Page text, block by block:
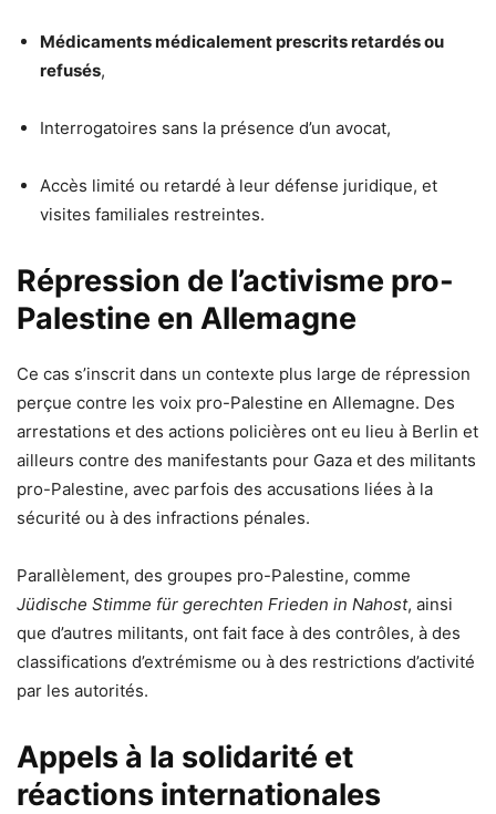
Médicaments médicalement prescrits retardés ou
refusés,
Interrogatoires sans la présence d’un avocat,
Accès limité ou retardé à leur défense juridique, et
visites familiales restreintes.
Répression de l’activisme pro-
Palestine en Allemagne
Ce cas s’inscrit dans un contexte plus large de répression
perçue contre les voix pro-Palestine en Allemagne. Des
arrestations et des actions policières ont eu lieu à Berlin et
ailleurs contre des manifestants pour Gaza et des militants
pro-Palestine, avec parfois des accusations liées à la
sécurité ou à des infractions pénales.
Parallèlement, des groupes pro-Palestine, comme
Jüdische Stimme für gerechten Frieden in Nahost, ainsi
que d’autres militants, ont fait face à des contrôles, à des
classifications d’extrémisme ou à des restrictions d’activité
par les autorités.
Appels à la solidarité et
réactions internationales